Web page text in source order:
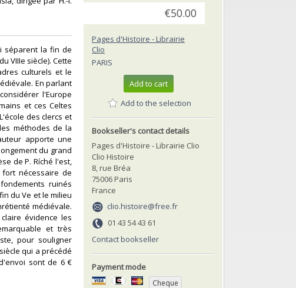
séparent la fin de
VIIIe siècle). Cette
culturels et le
En parlant
l'Europe
et ces Celtes
des clercs et
méthodes de la
apporte une
du grand
de P. Ríché l'est,
nécessaire de
ruinés
du Ve et le milieu
médiévale.
évidence les
et très
pour souligner
qui a précédé
sont de 6 €
€50.00
Pages d'Histoire - Librairie
Clio
PARIS
Add to cart
Add to the selection
Bookseller's contact details
Pages d'Histoire - Librairie Clio
Clio Histoire
8, rue Bréa
75006 Paris
France
clio.histoire@free.fr
01 43 54 43 61
Contact bookseller
Payment mode
Cheque